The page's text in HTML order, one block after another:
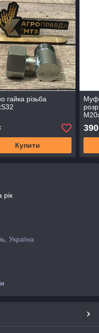
гайка різьба
Купити
CM
390
рік
Україна